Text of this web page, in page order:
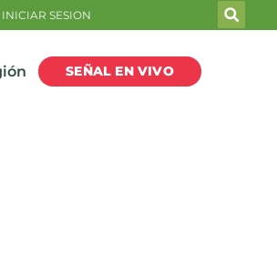
INICIAR SESION
SEÑAL EN VIVO